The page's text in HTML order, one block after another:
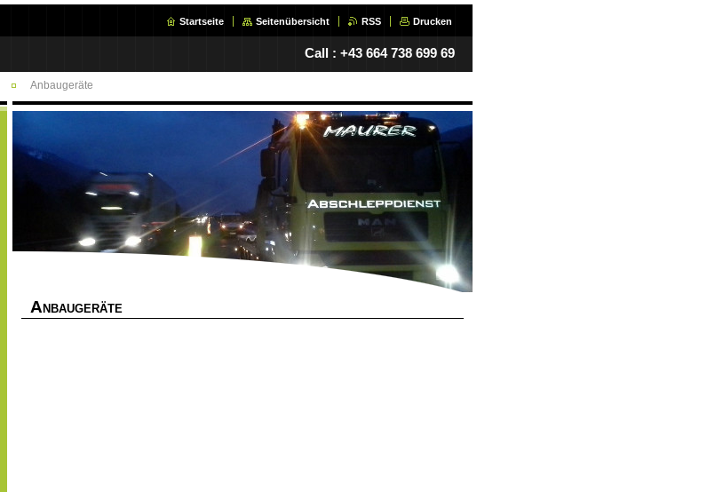
Startseite Seitenübersicht RSS Drucken
Call : +43 664 738 699 69
Anbaugeräte
A NBAUGERÄTE